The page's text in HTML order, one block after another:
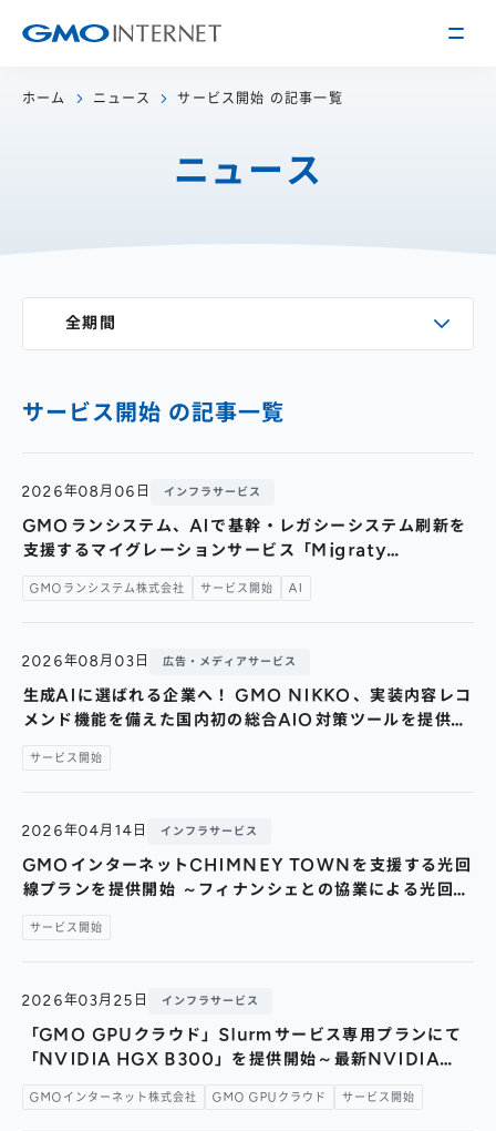
アクセス
役員紹介
インターネット
IR情報
経営方針
IRカレンダー
よくあるご質問
会社を知る
人を知る
キャリア/アルバイト採用
ホーム ニュース サービス開始 の記事一覧
ニュース
サービス開始 の記事一覧
全期間
2026年08月06日 インフラサービス
GMOランシステム、AIで基幹・レガシーシステム刷新を
支援するマイグレーションサービス「Migraty
GMOランシステム株式会社 サービス開始 AI
2026年08月03日 広告・メディアサービス
生成AIに選ばれる企業へ！ GMO NIKKO、実装内容レコ
メンド機能を備えた国内初の総合AIO対策ツールを提供開
サービス開始
2026年04月14日 インフラサービス
GMOインターネットCHIMNEY TOWNを支援する光回
線プランを提供開始 ～フィナンシェとの協業による光回線
とくBB」～
サービス開始
2026年03月25日 インフラサービス
「GMO GPUクラウド」Slurmサービス専用プランにて
「NVIDIA HGX B300」を提供開始～最新NVIDIA
GMOインターネット株式会社 GMO GPUクラウド サービス開始